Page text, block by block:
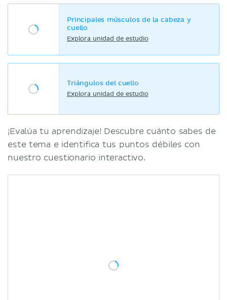
Principales músculos de la cabeza y
cuello
Explora unidad de estudio
Triángulos del cuello
Explora unidad de estudio
¡Evalúa tu aprendizaje! Descubre cuánto sabes de
este tema e identifica tus puntos débiles con
nuestro cuestionario interactivo.